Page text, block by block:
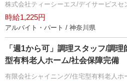
株式会社ティーシーエス/デイサービスセ
時給1,225円
アルバイト・パート / 神奈川県
「週1から可」調理スタッフ/調
型有料老人ホーム/社会保障完備
有限会社シャイニング/住宅型有料老人ホ